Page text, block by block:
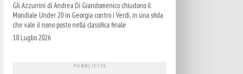
Gli Azzurrini di Andrea Di Giandomenico chiudono il
Mondiale Under 20 in Georgia contro i Verdi, in una sfida
che vale il nono posto nella classifica finale
18 Luglio 2026